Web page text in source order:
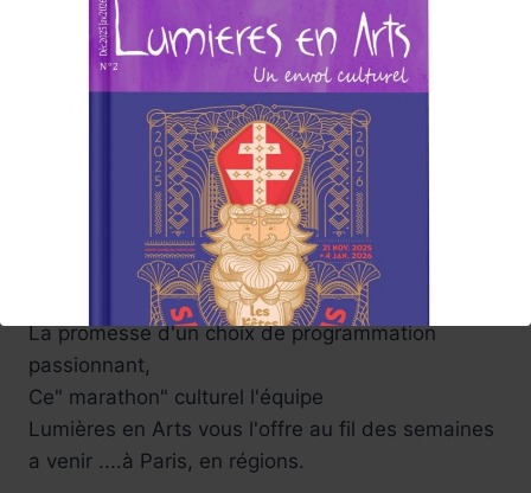
afro-américaine Mickalene Thomas avec
About Loveau grand palais.
L’Asie va vous surprendre au musée Guimet ,
musée des arts asiatiques , Musée du
Luxembourg avec Soulages sur papier …
Aussi le musée Yves Saint-Laurent…
Une année riche en films et festivals, bref ,vivons
ensemble tous ces jolis événements.
L’équipe Lumières en Arts,
La promesse d'un choix de programmation
passionnant,
Ce" marathon" culturel l'équipe
Lumières en Arts vous l'offre au fil des semaines
a venir ....à Paris, en régions.